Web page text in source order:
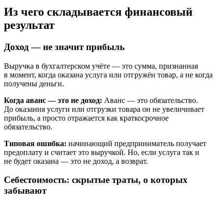
Из чего складывается финансовый
результат
Доход — не значит прибыль
Выручка в бухгалтерском учёте — это сумма, признанная
в момент, когда оказана услуга или отгружён товар, а не когда
получены деньги.
Когда аванс — это не доход: Аванс — это обязательство.
До оказания услуги или отгрузки товара он не увеличивает
прибыль, а просто отражается как краткосрочное
обязательство.
Типовая ошибка: начинающий предприниматель получает
предоплату и считает это выручкой. Но, если услуга так и
не будет оказана — это не доход, а возврат.
Себестоимость: скрытые траты, о которых
забывают